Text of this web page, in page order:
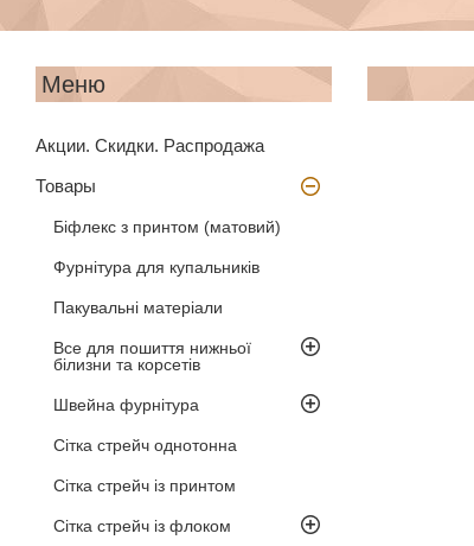
Акции. Скидки. Распродажа
Товары
Біфлекс з принтом (матовий)
Фурнітура для купальників
Пакувальні матеріали
Все для пошиття нижньої
білизни та корсетів
Швейна фурнітура
Сітка стрейч однотонна
Сітка стрейч із принтом
Сітка стрейч із флоком